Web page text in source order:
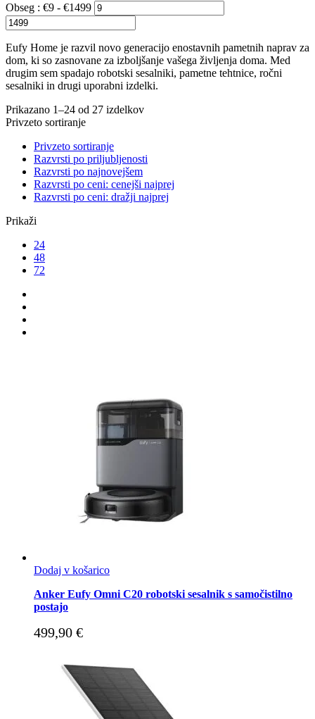
Obseg : €9 - €1499
Eufy Home je razvil novo generacijo enostavnih pametnih naprav za
dom, ki so zasnovane za izboljšanje vašega življenja doma. Med
drugim sem spadajo robotski sesalniki, pametne tehtnice, ročni
sesalniki in drugi uporabni izdelki.
Prikazano 1–24 od 27 izdelkov
Privzeto sortiranje
Privzeto sortiranje
Razvrsti po priljubljenosti
Razvrsti po najnovejšem
Razvrsti po ceni: cenejši najprej
Razvrsti po ceni: dražji najprej
Prikaži
24
48
72
Dodaj v košarico
Anker Eufy Omni C20 robotski sesalnik s samočistilno
postajo
499,90 €